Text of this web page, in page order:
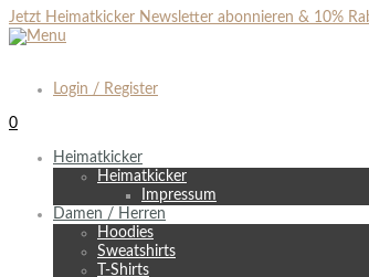
Jetzt Heimatkicker Newsletter abonnieren & 10%
Login / Register
0
Heimatkicker
Heimatkicker
Impressum
Damen / Herren
Hoodies
Sweatshirts
T-Shirts